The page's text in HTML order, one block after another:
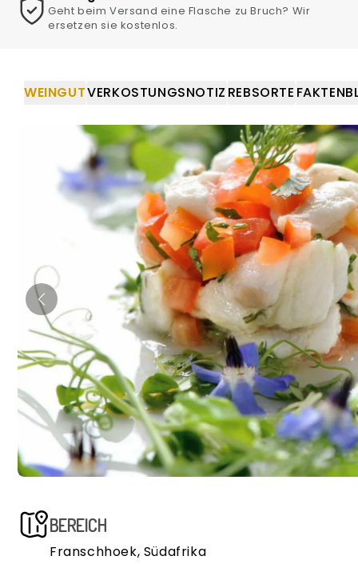
Modal
Geht beim Versand eine Flasche zu Bruch? Wir
ersetzen sie kostenlos.
WEINGUTVERKOSTUNGSNOTIZ REBSORTE
BEREICH
Franschhoek, Südafrika